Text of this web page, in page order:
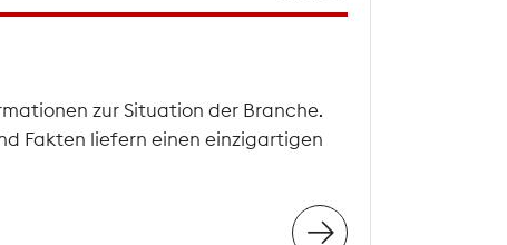
zur Situation der Branche.
Fakten liefern einen einzigartigen